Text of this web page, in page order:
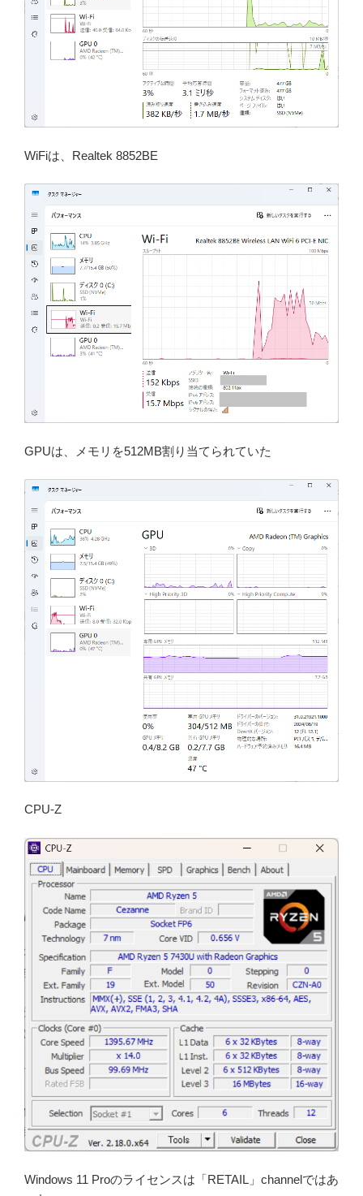
WiFiは、Realtek 8852BE
GPUは、メモリを512MB割り当てられていた
CPU-Z
Windows 11 Proのライセンスは「RETAIL」channelではあ